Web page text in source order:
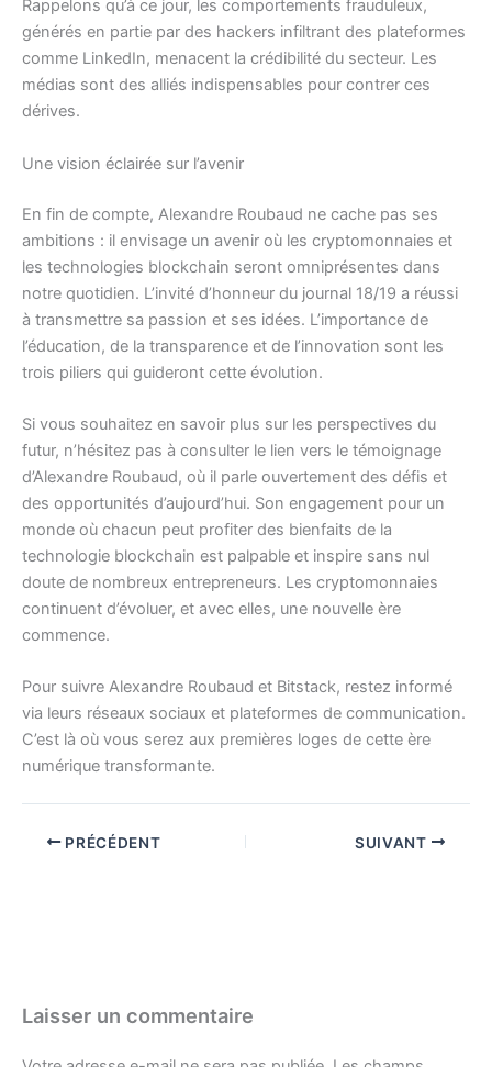
Rappelons qu’à ce jour, les comportements frauduleux,
générés en partie par des hackers infiltrant des plateformes
comme LinkedIn, menacent la crédibilité du secteur. Les
médias sont des alliés indispensables pour contrer ces
dérives.
Une vision éclairée sur l’avenir
En fin de compte, Alexandre Roubaud ne cache pas ses
ambitions : il envisage un avenir où les cryptomonnaies et
les technologies blockchain seront omniprésentes dans
notre quotidien. L’invité d’honneur du journal 18/19 a réussi
à transmettre sa passion et ses idées. L’importance de
l’éducation, de la transparence et de l’innovation sont les
trois piliers qui guideront cette évolution.
Si vous souhaitez en savoir plus sur les perspectives du
futur, n’hésitez pas à consulter le lien vers le témoignage
d’Alexandre Roubaud, où il parle ouvertement des défis et
des opportunités d’aujourd’hui. Son engagement pour un
monde où chacun peut profiter des bienfaits de la
technologie blockchain est palpable et inspire sans nul
doute de nombreux entrepreneurs. Les cryptomonnaies
continuent d’évoluer, et avec elles, une nouvelle ère
commence.
Pour suivre Alexandre Roubaud et Bitstack, restez informé
via leurs réseaux sociaux et plateformes de communication.
C’est là où vous serez aux premières loges de cette ère
numérique transformante.
PRÉCÉDENT SUIVANT
Laisser un commentaire